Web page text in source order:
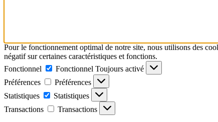
Pour le fonctionnement optimal de notre site, nous utilisons des
négatif sur certaines caractéristiques et fonctions.
Fonctionnel
Fonctionnel Toujours activé
Préférences
Préférences
Statistiques
Statistiques
Transactions
Transactions